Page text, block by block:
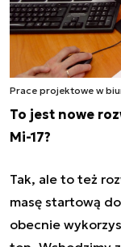
Prace projektowe w
To jest nowe
Mi-17?
Tak, ale to też
masę startową
obecnie